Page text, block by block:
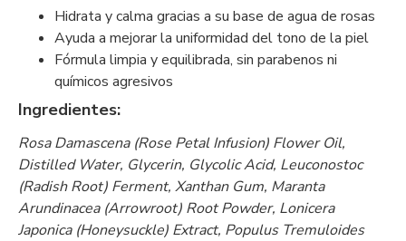
Hidrata y calma gracias a su base de agua de rosas
Ayuda a mejorar la uniformidad del tono de la piel
Fórmula limpia y equilibrada, sin parabenos ni
químicos agresivos
Ingredientes:
Rosa Damascena (Rose Petal Infusion) Flower Oil,
Distilled Water, Glycerin, Glycolic Acid, Leuconostoc
(Radish Root) Ferment, Xanthan Gum, Maranta
Arundinacea (Arrowroot) Root Powder, Lonicera
Japonica (Honeysuckle) Extract, Populus Tremuloides